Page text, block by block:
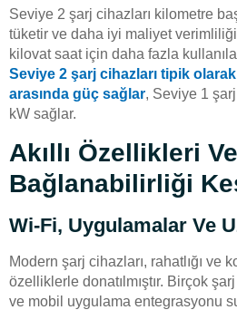
Seviye 2 şarj cihazları kilometre
tüketir ve daha iyi maliyet
kilovat saat için daha fazla
Seviye 2 şarj cihazları tipik
arasında güç sağlar, Seviye 1
kW sağlar.
Akıllı Özellikleri Ve
Bağlanabilirliği
Wi-Fi, Uygulamalar Ve
Modern şarj cihazları, rahatlığı ve
özelliklerle donatılmıştır. Birçok
ve mobil uygulama entegrasyonu